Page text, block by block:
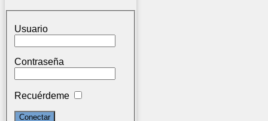
Usuario
Contraseña
Recuérdeme